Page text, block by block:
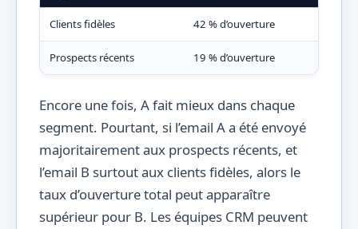
Clients fidèles 42 % d’ouverture
Prospects récents 19 % d’ouverture
Encore une fois, A fait mieux dans chaque
segment. Pourtant, si l’email A a été envoyé
majoritairement aux prospects récents, et
l’email B surtout aux clients fidèles, alors le
taux d’ouverture total peut apparaître
supérieur pour B. Les équipes CRM peuvent